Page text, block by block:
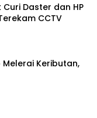
Daster dan HP
CCTV
Keributan,